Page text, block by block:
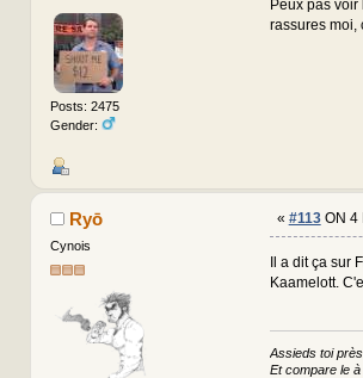
Posts: 2475
Gender:
Peux pas
rassures moi,
Ryō
Cynois
« #113ON 4
Il a dit ça sur
Kaamelott.
Assieds toi
Et compare le à